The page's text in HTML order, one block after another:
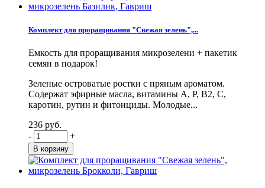
Комплект для проращивания "Свежая зелень",...
Емкость для проращивания микрозелени + пакетик
семян в подарок!
Зеленые островатые ростки с пряным ароматом.
Содержат эфирные масла, витамины А, Р, В2, С,
каротин, рутин и фитонциды. Молодые...
236 руб.
-
+